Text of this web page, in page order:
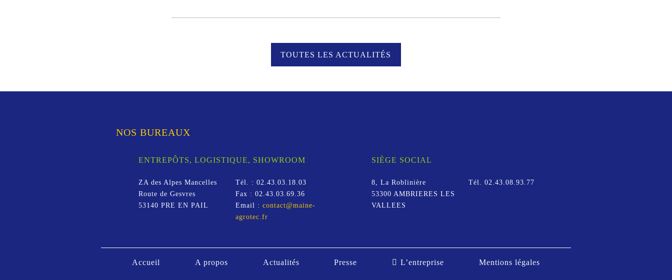
TOUTES LES ACTUALITÉS
NOS BUREAUX
ENTREPÔTS, LOGISTIQUE, SHOWROOM
ZA des Alpes Mancelles
Route de Gesvres
53140 PRE EN PAIL
Tél. : 02.43.03.18.03
Fax : 02.43.03.69.36
Email : contact@maine-
agrotec.fr
SIÈGE SOCIAL
8, La Roblinière
53300 AMBRIERES LES
VALLEES
Tél. 02.43.08.93.77
Accueil A propos Actualités Presse L’entreprise Mentions légales